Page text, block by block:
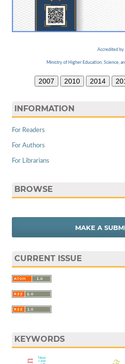
Accredited by
Ministry of Higher Education, Science,
2007 2010 2014
INFORMATION
For Readers
For Authors
For Librarians
BROWSE
MAKE A
CURRENT ISSUE
KEYWORDS